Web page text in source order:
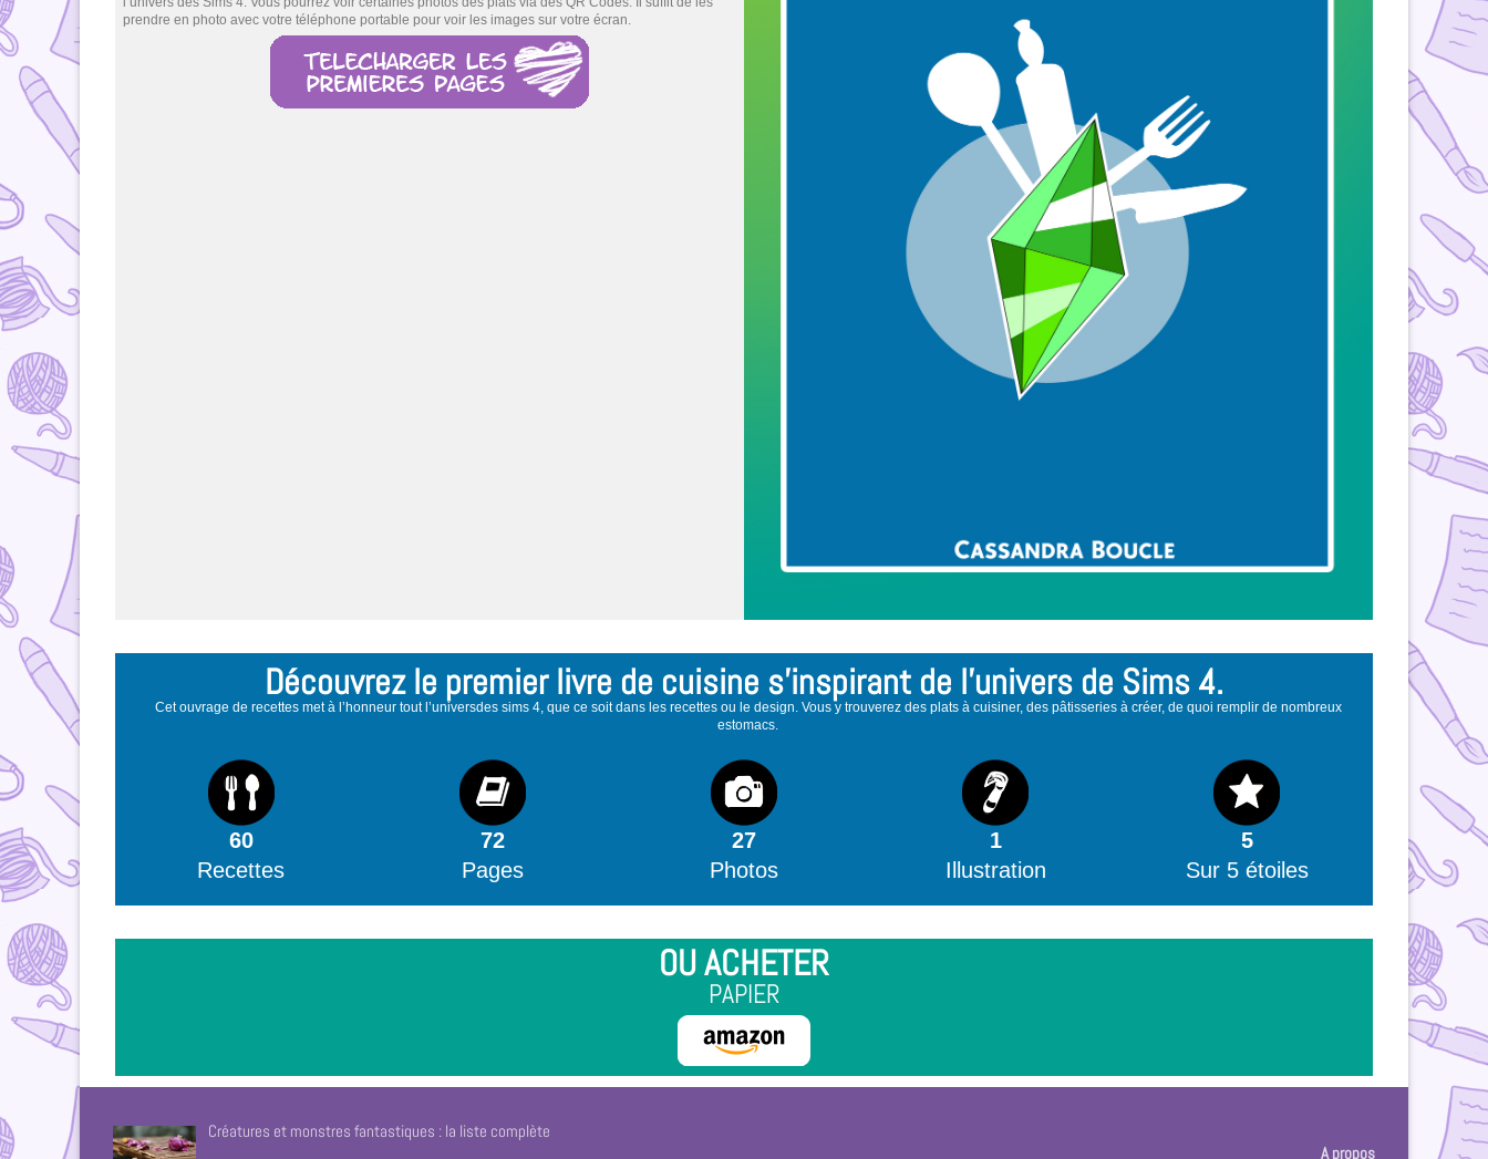
prendre en photo avec votre téléphone portable pour voir les images sur votre écran.
Découvrez le premier livre de cuisine s’inspirant de l’univers de Sims 4.
Cet ouvrage de recettes met à l’honneur tout l’universdes sims 4, que ce soit dans les recettes ou le design. Vous y trouverez des plats à cuisiner, des pâtisseries à créer, de quoi remplir de nombreux
estomacs.
60
Recettes
72
Pages
27
Photos
1
Illustration
5
Sur 5 étoiles
OU ACHETER
PAPIER
Créatures et monstres fantastiques : la liste complète
A propos